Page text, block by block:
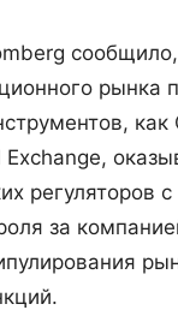
рынка
как
регуляторов
за